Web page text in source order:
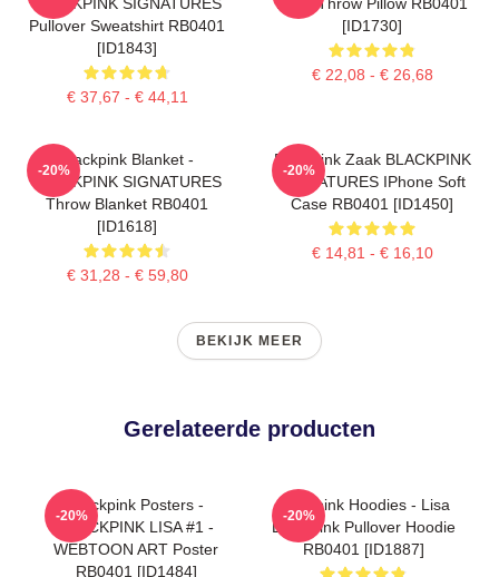
Pullover Sweatshirt RB0401
[ID1843]
€ 37,67 - € 44,11
[ID1730]
€ 22,08 - € 26,68
Blackpink Blanket -
BLACKPINK SIGNATURES
Throw Blanket RB0401
[ID1618]
€ 31,28 - € 59,80
-20%
Blackpink Zaak BLACKPINK
SIGNATURES IPhone Soft
Case RB0401 [ID1450]
€ 14,81 - € 16,10
-20%
BEKIJK MEER
Gerelateerde producten
Blackpink Posters -
BLACKPINK LISA #1 -
WEBTOON ART Poster
RB0401 [ID1484]
-20%
Blackpink Hoodies - Lisa
BlackPink Pullover Hoodie
RB0401 [ID1887]
-20%